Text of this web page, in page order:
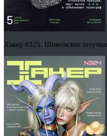
Хакер #325. Шпионские штучки